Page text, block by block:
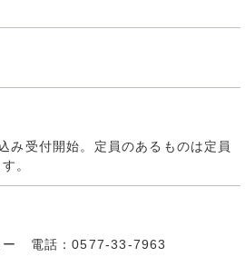
み受付開始。定員のあるものは定員
。
ー 電話：0577-33-7963